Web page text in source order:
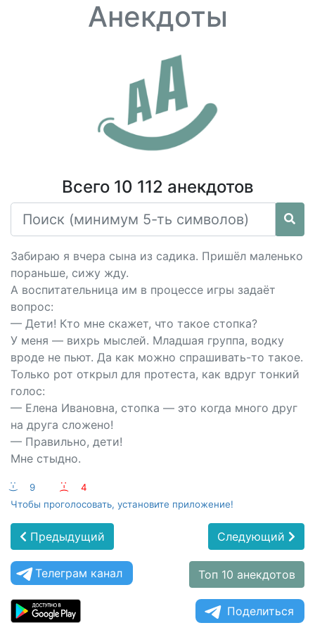
Анекдоты
Всего 10 112 анекдотов
Забираю я вчера сына из садика. Пришёл маленько
пораньше, сижу жду.
А воспитательница им в процессе игры задаёт
вопрос:
— Дети! Кто мне скажет, что такое стопка?
У меня — вихрь мыслей. Младшая группа, водку
вроде не пьют. Да как можно спрашивать-то такое.
Только рот открыл для протеста, как вдруг тонкий
голос:
— Елена Ивановна, стопка — это когда много друг
на друга сложено!
— Правильно, дети!
Мне стыдно.
:-) 9 :-(
4
Чтобы проголосовать, установите приложение!
Предыдущий Следующий
Телеграм канал Топ 10 анекдотов
Поделиться